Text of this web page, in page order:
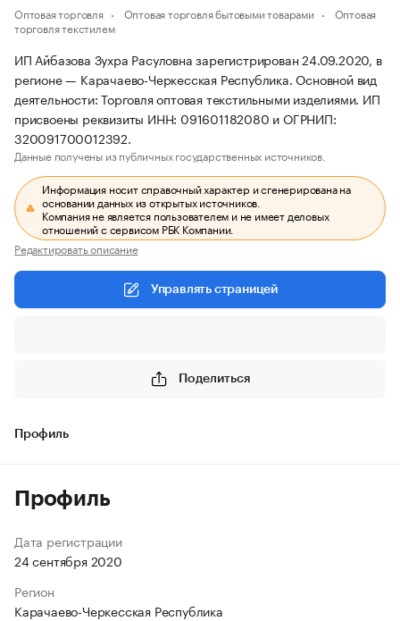
Оптовая торговля Оптовая торговля бытовыми товарами
Оптовая
торговля текстилем
ИП Айбазова Зухра Расуловна зарегистрирован 24.09.2020, в
регионе — Карачаево-Черкесская Республика. Основной вид
деятельности: Торговля оптовая текстильными изделиями. ИП
присвоены реквизиты ИНН: 091601182080 и ОГРНИП:
320091700012392.
Данные получены из публичных государственных источников.
Информация носит справочный характер и сгенерирована на
основании данных из открытых источников.
Компания не является пользователем и не имеет деловых
отношений с сервисом РБК Компании.
Редактировать описание
Управлять страницей
Поделиться
Профиль
Профиль
Дата регистрации
24 сентября 2020
Регион
Карачаево-Черкесская Республика